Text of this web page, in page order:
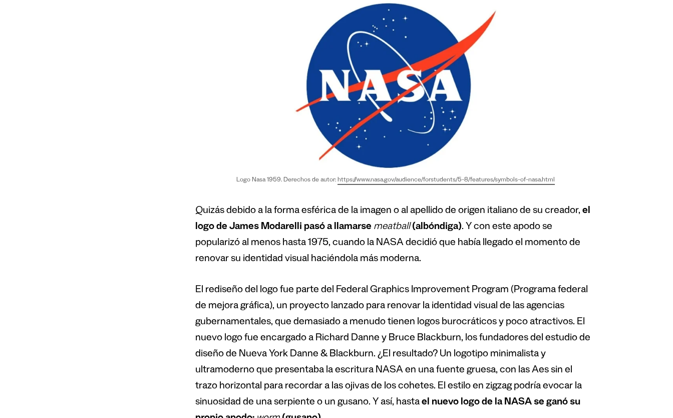
Logo Nasa 1959. Derechos de autor: https://www.nasa.gov/audience/forstudents/5-8/features/symbols-of-nasa.html
Quizás debido a la forma esférica de la imagen o al apellido de origen italiano de su creador, el
logo de James Modarelli pasó a llamarse meatball(albóndiga). Y con este apodo se
popularizó al menos hasta 1975, cuando la NASA decidió que había llegado el momento de
renovar su identidad visual haciéndola más moderna.
El rediseño del logo fue parte del Federal Graphics Improvement Program (Programa federal
de mejora gráfica), un proyecto lanzado para renovar la identidad visual de las agencias
gubernamentales, que demasiado a menudo tienen logos burocráticos y poco atractivos. El
nuevo logo fue encargado a Richard Danne y Bruce Blackburn, los fundadores del estudio de
diseño de Nueva York Danne & Blackburn. ¿El resultado? Un logotipo minimalista y
ultramoderno que presentaba la escritura NASA en una fuente gruesa, con las Aes sin el
trazo horizontal para recordar a las ojivas de los cohetes. El estilo en zigzag podría evocar la
sinuosidad de una serpiente o un gusano. Y así, hastael nuevo logo de la NASA se ganó su